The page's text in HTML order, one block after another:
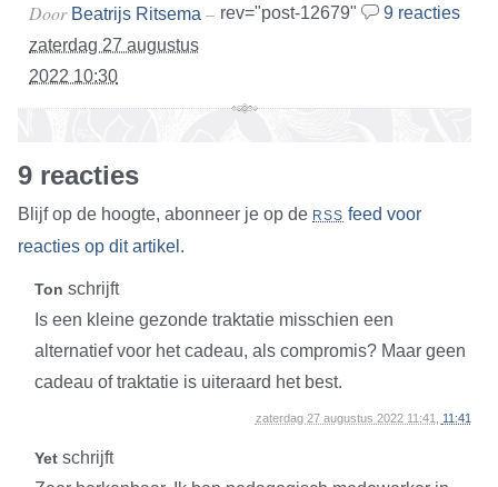
rev="post-12679" 9 reacties
Door Beatrijs Ritsema –
zaterdag 27 augustus
2022 10:30
9 reacties
Blijf op de hoogte, abonneer je op de RSS feed voor
reacties op dit artikel .
Ton schrijft
Is een kleine gezonde traktatie misschien een
alternatief voor het cadeau, als compromis? Maar geen
cadeau of traktatie is uiteraard het best.
zaterdag 27 augustus 2022 11:41, 11:41
Yet schrijft